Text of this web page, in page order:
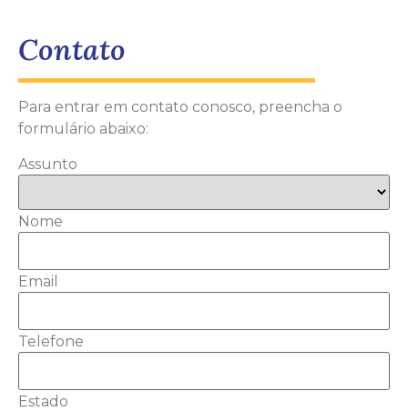
Contato
Para entrar em contato conosco, preencha o
formulário abaixo:
Assunto
Nome
Email
Telefone
Estado